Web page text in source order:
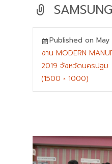
Published on
งาน MODERN
2019 จังหวัดนครปฐม
(1500 × 1000)